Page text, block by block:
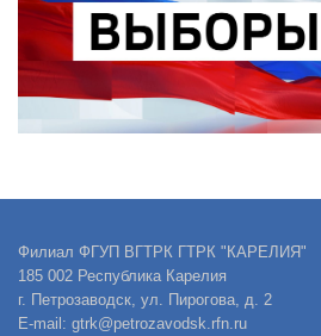
Филиал ФГУП ВГТРК ГТРК "КАРЕЛИЯ"
185 002 Республика Карелия
г. Петрозаводск, ул. Пирогова, д. 2
E-mail: gtrk@petrozavodsk.rfn.ru